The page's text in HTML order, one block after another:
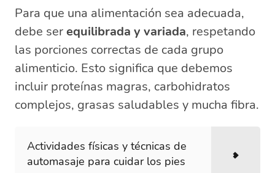
Para que una alimentación sea adecuada,
debe serequilibrada y variada, respetando
las porciones correctas de cada grupo
alimenticio. Esto significa que debemos
incluir proteínas magras, carbohidratos
complejos, grasas saludables y mucha fibra.
Actividades físicas y técnicas de
automasaje para cuidar los pies